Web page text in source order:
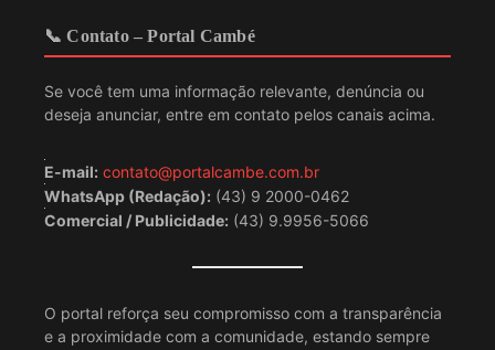
📞 Contato – Portal Cambé
Se você tem uma informação relevante, denúncia ou
deseja anunciar, entre em contato pelos canais acima.